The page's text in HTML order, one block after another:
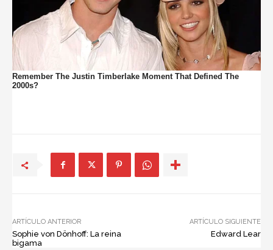
ARTÍCULO ANTERIOR
Sophie von Dönhoff: La reina
bigama
ARTÍCULO SIGUIENTE
Edward Lear